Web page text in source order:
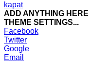
kapat
ADD ANYTHING
THEME SETTINGS...
Facebook
Twitter
Google
Email